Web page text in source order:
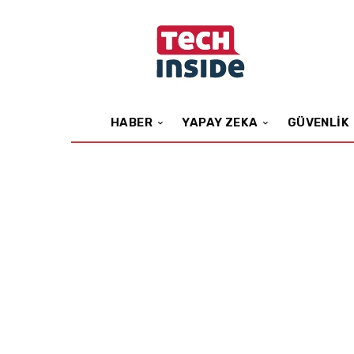
HABER YAPAY ZEKA GÜVENLIK